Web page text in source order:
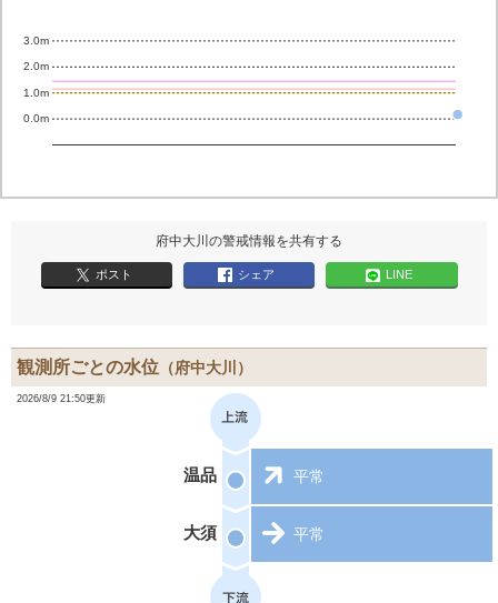
0.0m
1.0m
2.0m
3.0m
府中大川の警戒情報を共有する
ポスト シェア LINE
観測所ごとの水位 （府中大川）
2026/8/9 21:50更新
温品 平常
大須 平常